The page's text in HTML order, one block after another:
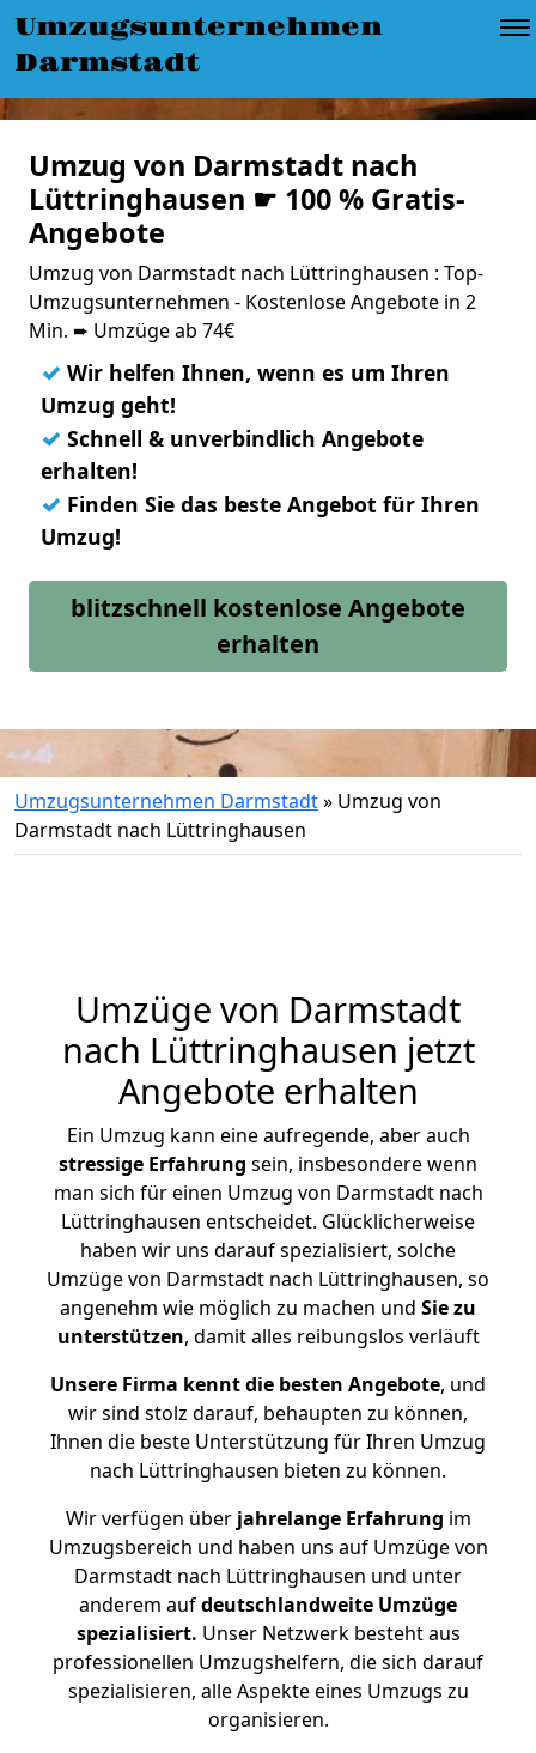
Umzugsunternehmen
Darmstadt
Umzug von Darmstadt nach
Lüttringhausen ☛ 100 % Gratis-
Angebote
Umzug von Darmstadt nach Lüttringhausen : Top-
Umzugsunternehmen - Kostenlose Angebote in 2
Min. ➨ Umzüge ab 74€
✓ Wir helfen Ihnen, wenn es um Ihren
Umzug geht!
✓ Schnell & unverbindlich Angebote
erhalten!
✓ Finden Sie das beste Angebot für Ihren
Umzug!
blitzschnell kostenlose Angebote
erhalten
Umzugsunternehmen Darmstadt» Umzug von
Darmstadt nach Lüttringhausen
Umzüge von Darmstadt
nach Lüttringhausen jetzt
Angebote erhalten
Ein Umzug kann eine aufregende, aber auch
stressige Erfahrung sein, insbesondere wenn
man sich für einen Umzug von Darmstadt nach
Lüttringhausen entscheidet. Glücklicherweise
haben wir uns darauf spezialisiert, solche
Umzüge von Darmstadt nach Lüttringhausen, so
angenehm wie möglich zu machen und Sie zu
unterstützen, damit alles reibungslos verläuft
Unsere Firma kennt die besten Angebote, und
wir sind stolz darauf, behaupten zu können,
Ihnen die beste Unterstützung für Ihren Umzug
nach Lüttringhausen bieten zu können.
Wir verfügen überjahrelange Erfahrung im
Umzugsbereich und haben uns auf Umzüge von
Darmstadt nach Lüttringhausen und unter
anderem aufdeutschlandweite Umzüge
spezialisiert. Unser Netzwerk besteht aus
professionellen Umzugshelfern, die sich darauf
spezialisieren, alle Aspekte eines Umzugs zu
organisieren.